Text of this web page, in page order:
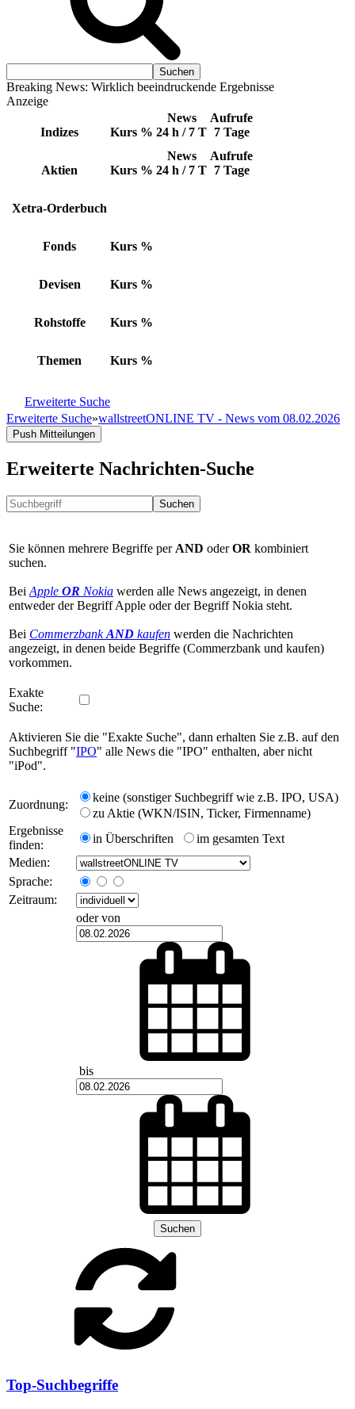
Breaking News: Wirklich beeindruckende Ergebnisse
Anzeige
Indizes Kurs %
News
24 h / 7 T
Aufrufe
7 Tage
Aktien Kurs %
News
24 h / 7 T
Aufrufe
7 Tage
Xetra-Orderbuch
Fonds Kurs %
Devisen Kurs %
Rohstoffe Kurs %
Themen Kurs %
Erweiterte Suche
Erweiterte Suche»wallstreetONLINE TV - News vom 08.02.2026
Push Mitteilungen
Erweiterte Nachrichten-Suche
Suchen
Sie können mehrere Begriffe per AND oderOR kombiniert
suchen.
Bei Apple OR Nokia werden alle News angezeigt, in denen
entweder der Begriff Apple oder der Begriff Nokia steht.
Bei CommerzbankAND kaufen werden die Nachrichten
angezeigt, in denen beide Begriffe (Commerzbank und kaufen)
vorkommen.
Exakte
Suche:
Aktivieren Sie die "Exakte Suche", dann erhalten Sie z.B. auf den
Suchbegriff "IPO" alle News die "IPO" enthalten, aber nicht
"iPod".
Zuordnung:
keine (sonstiger Suchbegriff wie z.B. IPO, USA)
zu Aktie (WKN/ISIN, Ticker, Firmenname)
Ergebnisse
finden:
in Überschriften
im gesamten Text
Medien:
Sprache:
Zeitraum:
oder von
bis
Suchen
Top-Suchbegriffe